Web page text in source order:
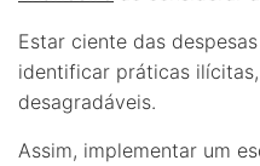
Estar ciente das
identificar práticas
desagradáveis.
Assim, implementar um